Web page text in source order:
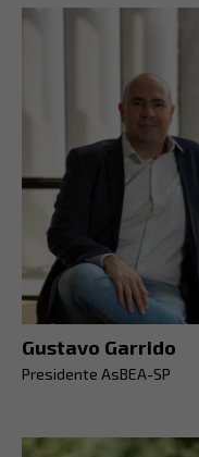
Gustavo Garrido
Presidente AsBEA-SP